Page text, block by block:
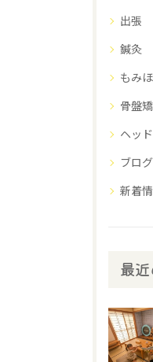
出張
鍼灸
もみ
骨盤
ヘッ
ブログ
新着
最